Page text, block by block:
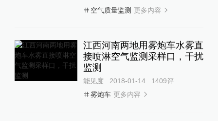
空气质量监测 更多内容
江西河南两地用雾炮车水雾直
接喷淋空气监测采样口，干扰
监测
能见度 2018-01-14 1409评
雾炮车 更多内容